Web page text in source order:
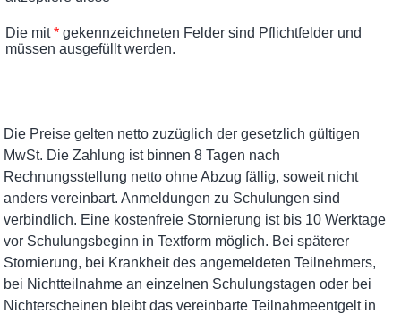
Die Preise gelten netto zuzüglich der gesetzlich gültigen
MwSt. Die Zahlung ist binnen 8 Tagen nach
Rechnungsstellung netto ohne Abzug fällig, soweit nicht
anders vereinbart. Anmeldungen zu Schulungen sind
verbindlich. Eine kostenfreie Stornierung ist bis 10 Werktage
vor Schulungsbeginn in Textform möglich. Bei späterer
Stornierung, bei Krankheit des angemeldeten Teilnehmers,
bei Nichtteilnahme an einzelnen Schulungstagen oder bei
Nichterscheinen bleibt das vereinbarte Teilnahmeentgelt in